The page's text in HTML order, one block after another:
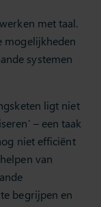
met taal.
mogelijkheden
systemen
ligt niet
– een taak
niet efficiënt
van
begrijpen en